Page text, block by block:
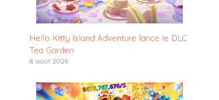
Hello Kitty Island Adventure lance le DLC
Tea Garden
8 août 2026